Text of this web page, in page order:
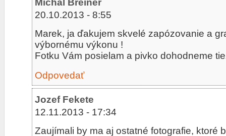
20.10.2013 - 8:55
výbornému výkonu !
Fotku Vám posielam a pivko dohodneme
Jozef Fekete
12.11.2013 - 17:34
užšieho výberu a ktoré sa prebojovali do